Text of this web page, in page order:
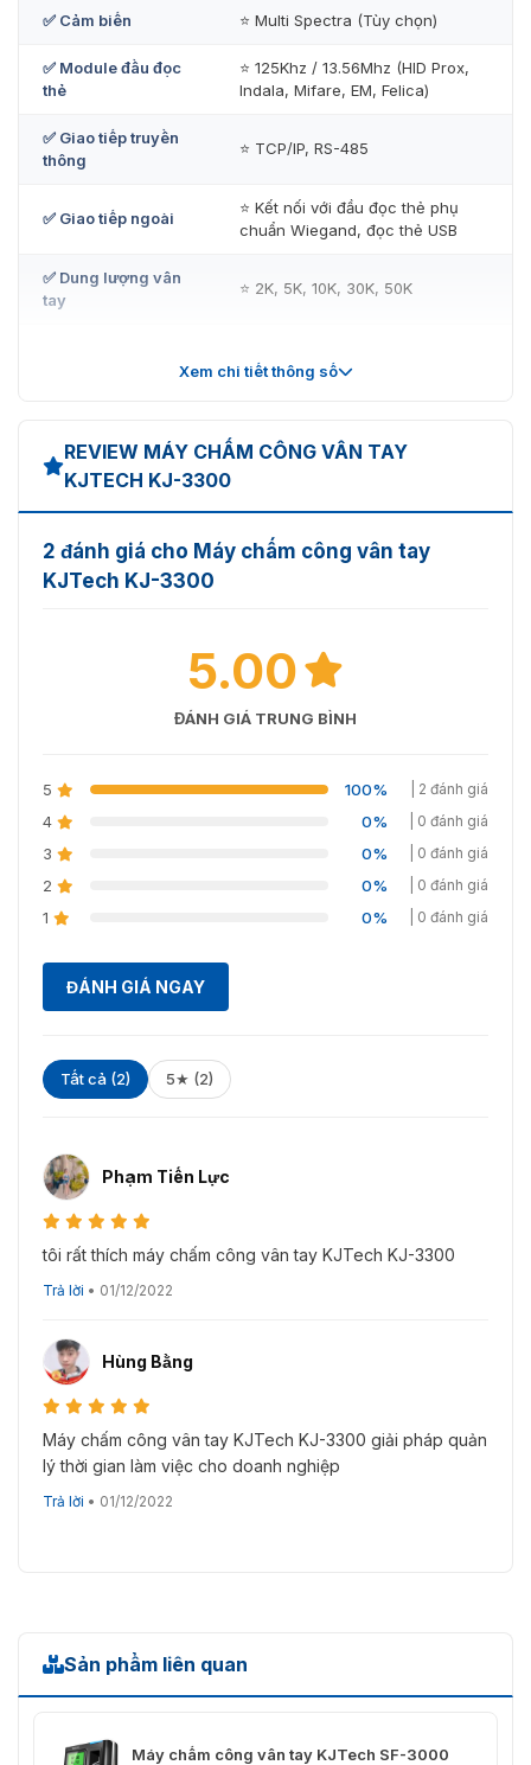
Chứng chỉ: CE, FCC.
cổng Xoay, các loại khóa thả chốt, khóa điện từ,
khóa lẫy điện…..
VietnamSmart cung cấp
Hình ảnh thực tế model máy chấm
công thẻ từ KJ-3300
Tham khảo thêm một số hình ảnh thực tế của máy chấm
phẩm này.
✅ Cảm biến ⭐ Multi Spectra (Tùy chọn)
✅ Module đầu đọc
thẻ
⭐ 125Khz / 13.56Mhz (HID Prox,
Indala, Mifare, EM, Felica)
✅ Giao tiếp truyền
thông
⭐ TCP/IP, RS-485
✅ Giao tiếp ngoài
⭐ Kết nối với đầu đọc thẻ phụ
chuẩn Wiegand, đọc thẻ USB
✅ Dung lượng vân
tay
⭐ 2K, 5K, 10K, 30K, 50K
✅ Chế độ hoạt động
⭐ Tổ hợp
⭐ 4 ngõ vào / 2 Ngõ ra
✅ Nguồn cung cấp
⭐ CE,FCC
Xem chi tiết thông số
REVIEW MÁY CHẤM CÔNG VÂN TAY
KJTECH KJ-3300
2 đánh giá cho Máy chấm công vân tay
KJTech KJ-3300
5.00
ĐÁNH GIÁ TRUNG BÌNH
5 100% | 2 đánh giá
4 0% | 0 đánh giá
3 0% | 0 đánh giá
2 0% | 0 đánh giá
1 0% | 0 đánh giá
ĐÁNH GIÁ NGAY
Tất cả (2) 5★ (2)
Phạm Tiến Lực
tôi rất thích máy chấm công vân tay KJTech KJ-3300
Trả lời • 01/12/2022
Hùng Bằng
Máy chấm công vân tay KJTech KJ-3300 giải pháp quản
lý thời gian làm việc cho doanh nghiệp
Trả lời • 01/12/2022
Sản phẩm liên quan
Máy chấm công vân tay KJTech SF-3000